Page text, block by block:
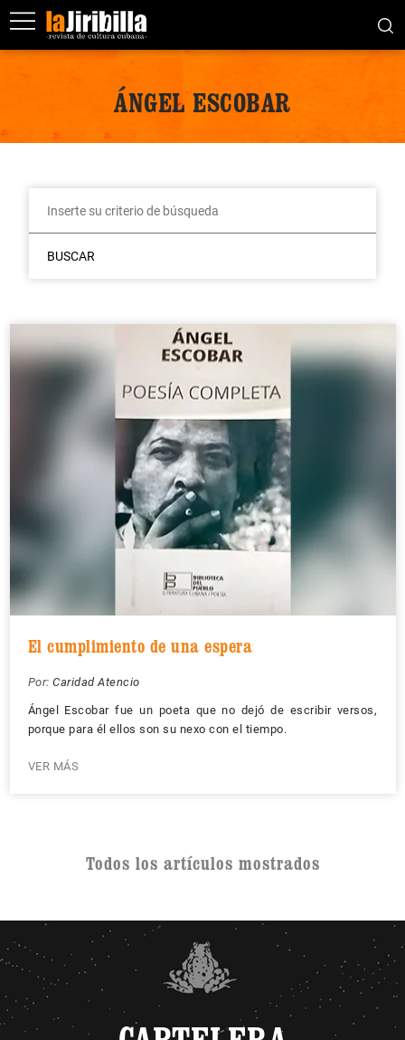
ÁNGEL ESCOBAR
BUSCAR
El cumplimiento de una espera
Por: Caridad Atencio
Ángel Escobar fue un poeta que no dejó de escribir versos,
porque para él ellos son su nexo con el tiempo.
VER MÁS
Todos los artículos mostrados